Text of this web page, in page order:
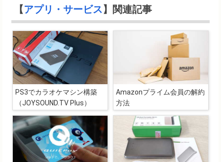
【アプリ・サービス】関連記事
PS3でカラオケマシン構築
（JOYSOUND.TV Plus）
Amazonプライム会員の解約
方法